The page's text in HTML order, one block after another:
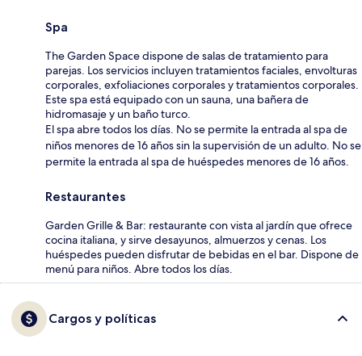
Spa
The Garden Space dispone de salas de tratamiento para
parejas. Los servicios incluyen tratamientos faciales, envolturas
corporales, exfoliaciones corporales y tratamientos corporales.
Este spa está equipado con un sauna, una bañera de
hidromasaje y un baño turco.
El spa abre todos los días. No se permite la entrada al spa de
niños menores de 16 años sin la supervisión de un adulto. No se
permite la entrada al spa de huéspedes menores de 16 años.
Restaurantes
Garden Grille & Bar: restaurante con vista al jardín que ofrece
cocina italiana, y sirve desayunos, almuerzos y cenas. Los
huéspedes pueden disfrutar de bebidas en el bar. Dispone de
menú para niños. Abre todos los días.
Cargos y políticas